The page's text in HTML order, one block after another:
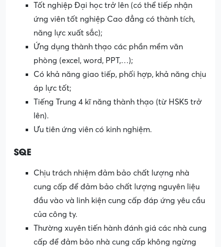
Tốt nghiệp Đại học trở lên (có thể tiếp nhận
ứng viên tốt nghiệp Cao đẳng có thành tích,
năng lực xuất sắc);
Ứng dụng thành thạo các phần mềm văn
phòng (excel, word, PPT,…);
Có khả năng giao tiếp, phối hợp, khả năng chịu
áp lực tốt;
Tiếng Trung 4 kĩ năng thành thạo (từ HSK5 trở
lên).
Ưu tiên ứng viên có kinh nghiệm.
SQE
Chịu trách nhiệm đảm bảo chất lượng nhà
cung cấp để đảm bảo chất lượng nguyên liệu
đầu vào và linh kiện cung cấp đáp ứng yêu cầu
của công ty.
Thường xuyên tiến hành đánh giá các nhà cung
cấp để đảm bảo nhà cung cấp không ngừng